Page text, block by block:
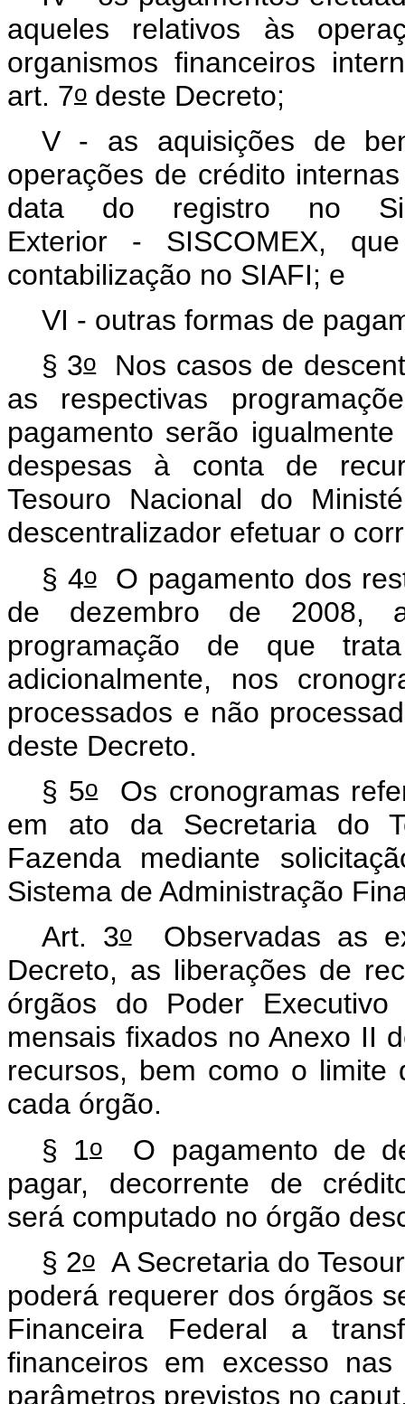
aqueles relativos às
organismos financeiros
art. 7o deste Decreto;
V - as aquisições de
operações de crédito
data do registro no
Exterior - SISCOMEX,
contabilização no SIAFI; e
VI - outras formas de
§ 3oNos casos de
as respectivas
pagamento serão
despesas à conta de
Tesouro Nacional do
descentralizador efetuar o
§ 4oO pagamento dos
de dezembro de 2008,
programação de que
adicionalmente, nos
processados e não
deste Decreto.
§ 5oOs cronogramas
em ato da Secretaria do
Fazenda mediante
Sistema de Administração
Art. 3oObservadas as
Decreto, as liberações de
órgãos do Poder
mensais fixados no Anexo II
recursos, bem como o
cada órgão.
§ 1oO pagamento de
pagar, decorrente de
será computado no órgão
§ 2oA Secretaria do
poderá requerer dos órgãos
Financeira Federal a
financeiros em excesso
parâmetros previstos no